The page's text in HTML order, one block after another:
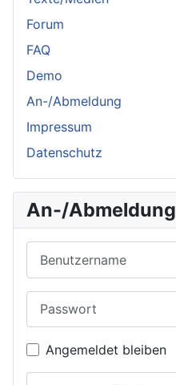
Forum
FAQ
Demo
An-/Abmeldung
Impressum
Datenschutz
An-/Abmeldung
Angemeldet bleiben